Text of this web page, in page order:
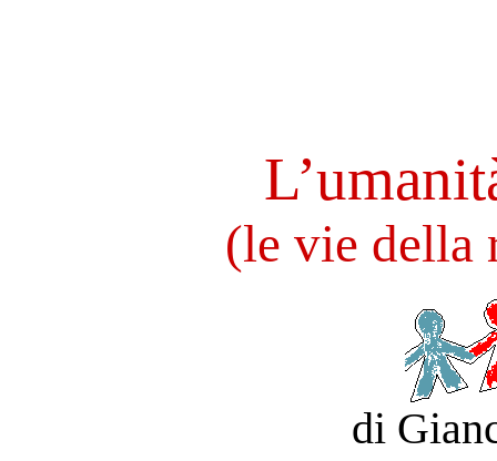
(le vie della
di